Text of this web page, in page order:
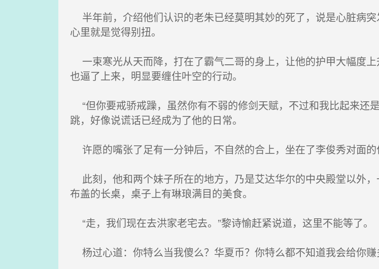
半年前，介绍他们认识的老朱已经莫明其妙的死了，说是心脏病
心里就是觉得别扭。
一束寒光从天而降，打在了霸气二哥的身上，让他的护甲大幅度
也逼了上来，明显要缠住叶空的行动。
“但你要戒骄戒躁，虽然你有不弱的修剑天赋，不过和我比起来还
跳，好像说谎话已经成为了他的日常。
许愿的嘴张了足有一分钟后，不自然的合上，坐在了李俊秀对面的
此刻，他和两个妹子所在的地方，乃是艾达华尔的中央殿堂以外
布盖的长桌，桌子上有琳琅满目的美食。
“走，我们现在去洪家老宅去。”黎诗愉赶紧说道，这里不能等了。
杨过心道：你特么当我傻么？华夏币？你特么都不知道我会给你赚